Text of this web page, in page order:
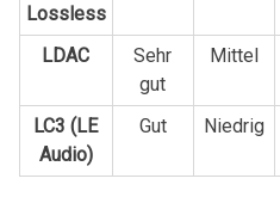
Lossless
LDAC
Sehr
gut
Mittel
LC3 (LE
Audio)
Gut Niedrig